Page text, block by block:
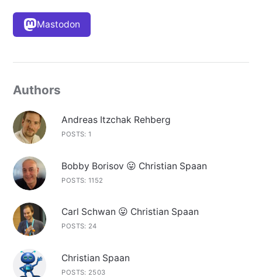
Mastodon
Authors
Andreas Itzchak Rehberg
POSTS: 1
Bobby Borisov 😛 Christian Spaan
POSTS: 1152
Carl Schwan 😛 Christian Spaan
POSTS: 24
Christian Spaan
POSTS: 2503